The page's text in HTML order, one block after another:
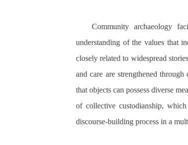
Community archaeology
understanding of the values that
closely related to widespread
and care are strengthened
that objects can possess diverse
of collective custodianship,
discourse-building process in a